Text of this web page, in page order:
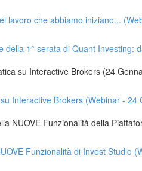
lavoro che abbiamo iniziano...
della 1° serata di Quant
su Interactive Brokers (24
Interactive Brokers (Webinar - 24
NUOVE Funzionalità della
Funzionalità di Invest Studio